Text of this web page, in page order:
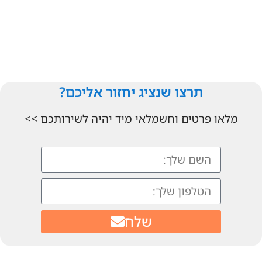
תרצו שנציג יחזור אליכם?
מלאו פרטים וחשמלאי מיד יהיה לשירותכם >>
שלח